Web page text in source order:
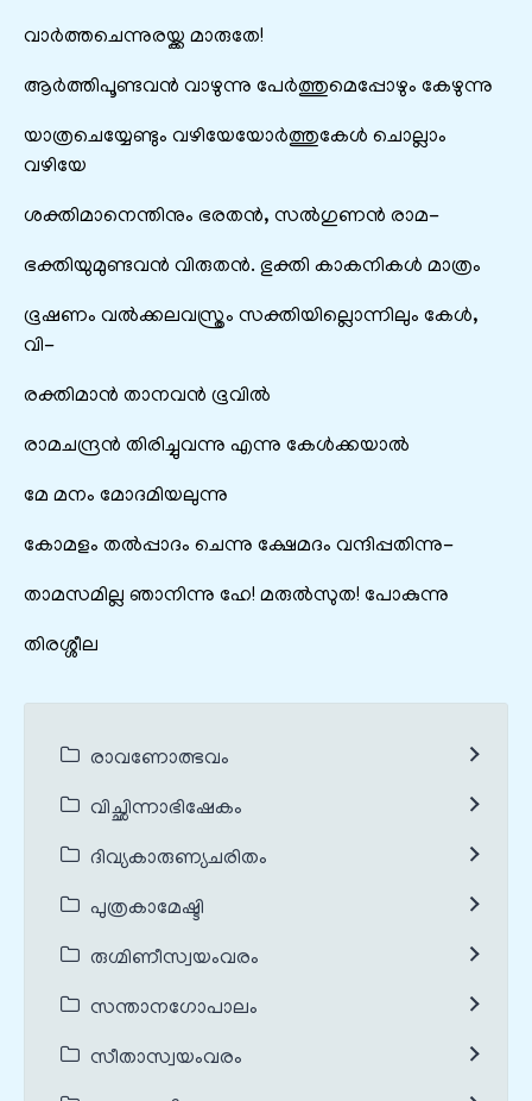
വാർത്തചെന്നുരയ്ക്ക മാരുതേ!
ആർത്തിപൂണ്ടവൻ വാഴുന്നു പേർത്തുമെപ്പോഴും കേഴുന്നു
യാത്രചെയ്യേണ്ടും വഴിയേയോർത്തുകേൾ ചൊല്ലാം
വഴിയേ
ശക്തിമാനെന്തിനും ഭരതൻ, സൽഗുണൻ രാമ-
ഭക്തിയുമുണ്ടവൻ വിരുതൻ. ഭുക്തി കാകനികൾ മാത്രം
ഭൂഷണം വൽക്കലവസ്ത്രം സക്തിയില്ലൊന്നിലും കേൾ,
വി-
രക്തിമാൻ താനവൻ ഭൂവിൽ
രാമചന്ദ്രൻ തിരിച്ചുവന്നു എന്നു കേൾക്കയാൽ
മേ മനം മോദമിയലുന്നു
കോമളം തൽപ്പാദം ചെന്നു ക്ഷേമദം വന്ദിപ്പതിന്നു-
താമസമില്ല ഞാനിന്നു ഹേ! മരുൽസുത! പോകുന്നു
തിരശ്ശീല
രാവണോത്ഭവം
വിച്ഛിന്നാഭിഷേകം
ദിവ്യകാരുണ്യചരിതം
പുത്രകാമേഷ്ടി
രുഗ്മിണീസ്വയംവരം
സന്താനഗോപാലം
സീതാസ്വയംവരം